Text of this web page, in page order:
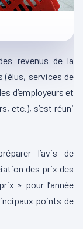
revenus de la
(élus, services de
d’employeurs et
etc.), s’est réuni
l’avis de
des prix des
» pour l’année
points de